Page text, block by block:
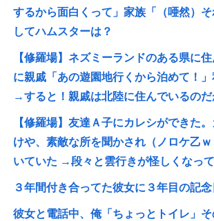
するから面白くって」家族「（唖然）
してハムスターは？
【修羅場】ネズミーランドのある県に
に親戚「あの遊園地行くから泊めて！」
→すると！親戚は北陸に住んでいるの
【修羅場】友達Ａ子にカレシができた
けや、素敵な所を聞かされ（ノロケ乙
いていた →段々と雲行きが怪しくなって
３年間付き合ってた彼女に３年目の記
彼女と電話中、俺「ちょっとトイレ」